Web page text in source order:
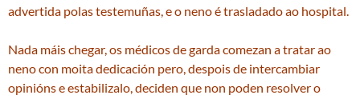
advertida polas testemuñas, e o neno é trasladado ao hospital.
Nada máis chegar, os médicos de garda comezan a tratar ao
neno con moita dedicación pero, despois de intercambiar
opinións e estabilizalo, deciden que non poden resolver o